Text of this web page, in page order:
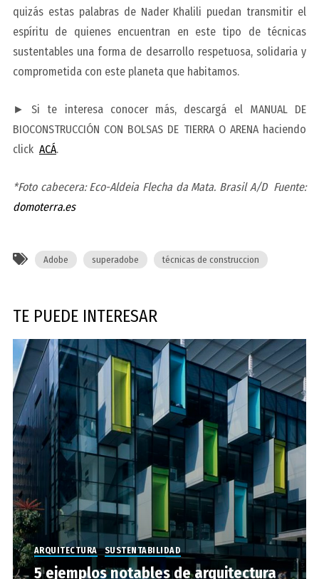
quizás estas palabras de Nader Khalili puedan transmitir el
espíritu de quienes encuentran en este tipo de técnicas
sustentables una forma de desarrollo respetuosa, solidaria y
comprometida con este planeta que habitamos.
► Si te interesa conocer más, descargá el MANUAL DE
BIOCONSTRUCCIÓN CON BOLSAS DE TIERRA O ARENAhaciendo
click ACÁ.
*Foto cabecera: Eco-Aldeia Flecha da Mata. Brasil A/D Fuente:
domoterra.es
Adobe superadobe técnicas de construccion
TE PUEDE INTERESAR
ARQUITECTURA SUSTENTABILIDAD
5 ejemplos notables de arquitectura